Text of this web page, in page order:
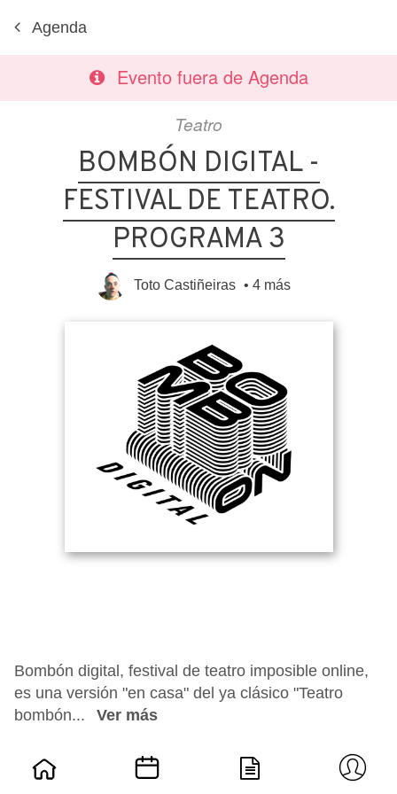
Agenda
Evento fuera de Agenda
Teatro
BOMBÓN DIGITAL -
FESTIVAL DE TEATRO.
PROGRAMA 3
Toto Castiñeiras • 4 más
Bombón digital, festival de teatro imposible online,
es una versión "en casa" del ya clásico "Teatro
bombón...
Ver más